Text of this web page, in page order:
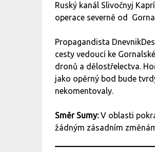
Ruský kanál Slivočnyj
operace severně od
Propagandista
cesty vedoucí ke
dronů a dělostřelectva.
jako opěrný bod bude
nekomentovaly.
Směr Sumy:V oblasti
žádným zásadním